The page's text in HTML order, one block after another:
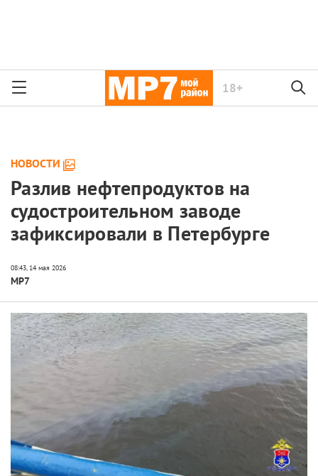
18+
НОВОСТИ
Разлив нефтепродуктов на
судостроительном заводе
зафиксировали в Петербурге
МР7